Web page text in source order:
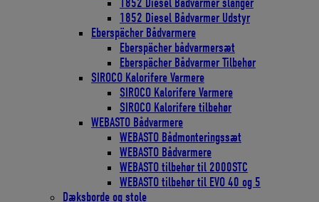
1852 Diesel Bådvarmer slanger
1852 Diesel Bådvarmer Udstyr
Eberspächer Bådvarmere
Eberspächer bådvarmersæt
Eberspächer Bådvarmer Tilbehør
SIROCO Kalorifere Varmere
SIROCO Kalorifere Varmere
SIROCO Kalorifere tilbehør
WEBASTO Bådvarmere
WEBASTO Bådmonteringssæt
WEBASTO Bådvarmere
WEBASTO tilbehør til 2000STC
WEBASTO tilbehør til EVO 40 og 5
Dæksborde og stole